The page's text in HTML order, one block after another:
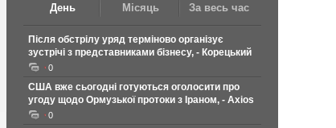
День Місяць За весь час
Після обстрілу уряд терміново організує
зустрічі з представниками бізнесу, - Корецький
0
США вже сьогодні готуються оголосити про
угоду щодо Ормузької протоки з Іраном, - Axios
0